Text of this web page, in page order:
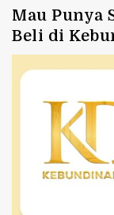
Mau Punya
Beli di